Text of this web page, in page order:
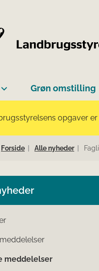
Grøn omstilling
opgaver
Forside Alle nyheder
meddelelser